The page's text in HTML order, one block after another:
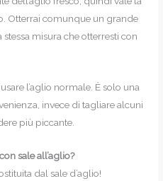
Otterrai comunque un grande
misura che otterresti con
l’aglio normale. È solo una
invece di tagliare alcuni
più piccante.
sale all’aglio?
dal sale d’aglio!